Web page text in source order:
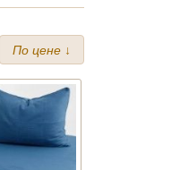
По цене ↓